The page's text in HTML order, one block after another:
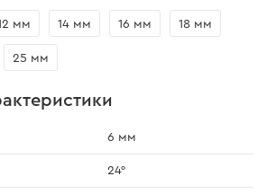
мм 14 мм 16 мм 18 мм
25 мм
6 мм
24°